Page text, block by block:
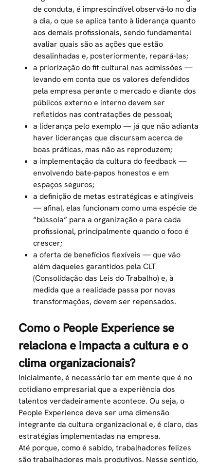
de conduta, é imprescindível observá-lo no dia
a dia, o que se aplica tanto à liderança quanto
aos demais profissionais, sendo fundamental
avaliar quais são as ações que estão
desalinhadas e, posteriormente, repará-las;
a priorização do fit cultural nas admissões —
levando em conta que os valores defendidos
pela empresa perante o mercado e diante dos
públicos externo e interno devem ser
refletidos nas contratações de pessoal;
a liderança pelo exemplo — já que não adianta
haver lideranças que discursam acerca de
boas práticas, mas não as reproduzem;
a implementação da cultura do feedback —
envolvendo bate-papos honestos e em
espaços seguros;
a definição de metas estratégicas e atingíveis
— afinal, elas funcionam como uma espécie de
“bússola” para a organização e para cada
profissional, principalmente quando o foco é
crescer;
a oferta de benefícios flexíveis — que vão
além daqueles garantidos pela CLT
(Consolidação das Leis do Trabalho) e, à
medida que a realidade passa por novas
transformações, devem ser repensados.
Como o People Experience se
relaciona e impacta a cultura e o
clima organizacionais?
Inicialmente, é necessário ter em mente que é no
cotidiano empresarial que a experiência dos
talentos verdadeiramente acontece. Ou seja, o
People Experience deve ser uma dimensão
integrante da cultura organizacional e, é claro, das
estratégias implementadas na empresa.
Até porque, como é sabido, trabalhadores felizes
são trabalhadores mais produtivos. Nesse sentido,